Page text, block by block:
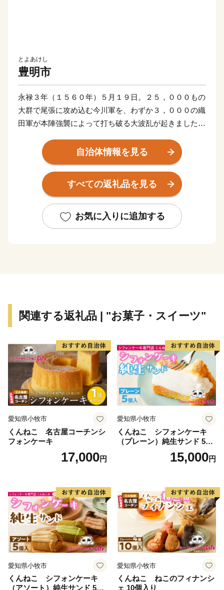
とよあけし
豊明市
永禄３年（１５６０年）５月１９日。２５，０００もの
大群で尾張に攻め込む今川軍を、わずか３，０００の織
田軍が本陣強襲によって打ち破る大波乱が起きました。
今や知らぬものはない信長が、その名を世に轟かせた戦
いです。
ここ「豊明市」です。
大都市近郊でありながら希少植物が残り、田園風景が広
へ、名鉄本線の前後、豊明、中京競馬場前の各駅からぜ
ひ足をお運びください。
自治体情報を見る
すべての返礼品を見る
お気に入りに追加する
関連する返礼品 | "お菓子・スイーツ"
愛知県小牧市
くんねこ 名古屋コーチンシ
フォンケーキ
17,000円
愛知県小牧市
くんねこ シフォンケーキ
（プレーン）純生サンド 5個
15,000円
愛知県小牧市
くんねこ シフォンケーキ
（アソート）純生サンド 5個
愛知県小牧市
くんねこ ねこのフィナンシ
ェ 10個入り